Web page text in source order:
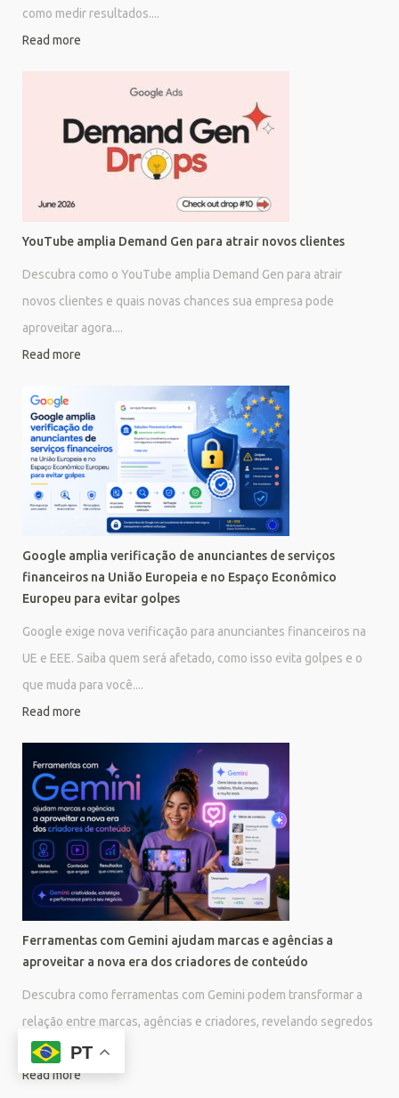
como medir resultados....
Read more
YouTube amplia Demand Gen para atrair novos clientes
Descubra como o YouTube amplia Demand Gen para atrair
novos clientes e quais novas chances sua empresa pode
aproveitar agora....
Read more
Google amplia verificação de anunciantes de serviços
financeiros na União Europeia e no Espaço Econômico
Europeu para evitar golpes
Google exige nova verificação para anunciantes financeiros na
UE e EEE. Saiba quem será afetado, como isso evita golpes e o
que muda para você....
Read more
Ferramentas com Gemini ajudam marcas e agências a
aproveitar a nova era dos criadores de conteúdo
Descubra como ferramentas com Gemini podem transformar a
relação entre marcas, agências e criadores, revelando segredos
e novos ganhos....
Read more
PT